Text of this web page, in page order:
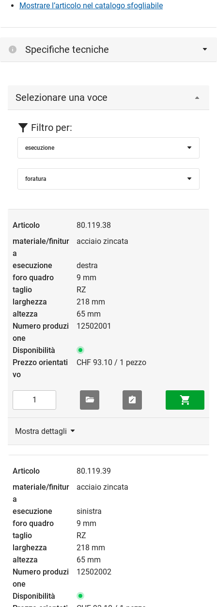
Mostrare l’articolo nel catalogo sfogliabile
Specifiche tecniche
Selezionare una voce
Filtro per:
esecuzione
foratura
80.119.38
acciaio zincata
destra
9 mm
RZ
218 mm
65 mm
12502001
CHF 93.10 / 1 pezzo
Mostra dettagli
80.119.39
acciaio zincata
sinistra
9 mm
RZ
218 mm
65 mm
12502002